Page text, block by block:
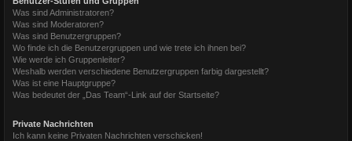
Was sind Administratoren?
Was sind Moderatoren?
Was sind Benutzergruppen?
Wo finde ich die Benutzergruppen und wie trete ich ihnen bei?
Wie werde ich Gruppenleiter?
Weshalb werden verschiedene Benutzergruppen farbig dargestellt?
Was ist eine Hauptgruppe?
Was bedeutet der „Das Team“-Link auf der Startseite?
Private Nachrichten
Ich kann keine Privaten Nachrichten verschicken!